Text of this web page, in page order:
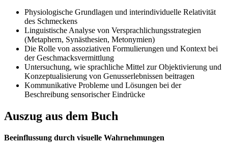
Physiologische Grundlagen und interindividuelle Relativität
des Schmeckens
Linguistische Analyse von Versprachlichungsstrategien
(Metaphern, Synästhesien, Metonymien)
Die Rolle von assoziativen Formulierungen und Kontext bei
der Geschmacksvermittlung
Untersuchung, wie sprachliche Mittel zur Objektivierung und
Konzeptualisierung von Genusserlebnissen beitragen
Kommunikative Probleme und Lösungen bei der
Beschreibung sensorischer Eindrücke
Auszug aus dem Buch
Beeinflussung durch visuelle Wahrnehmungen